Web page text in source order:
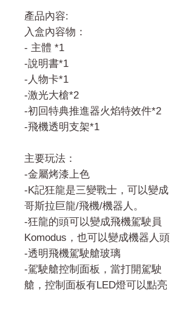
產品內容:
入盒內容物：
- 主體 *1
-說明書*1
-人物卡*1
-激光大槍*2
-初回特典推進器火焰特效件*2
-飛機透明支架*1
主要玩法：
-金屬烤漆上色
-K記狂龍是三變戰士，可以變成
哥斯拉巨龍/飛機/機器人。
-狂龍的頭可以變成飛機駕駛員
Komodus，也可以變成機器人頭
-透明飛機駕駛艙玻璃
-駕駛艙控制面板，當打開駕駛
艙，控制面板有LED燈可以點亮